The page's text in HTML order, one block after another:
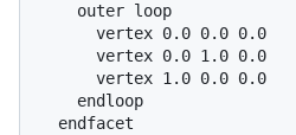
    outer loop
      vertex 0.0 0.0 0.0
      vertex 0.0 1.0 0.0
      vertex 1.0 0.0 0.0
    endloop
  endfacet